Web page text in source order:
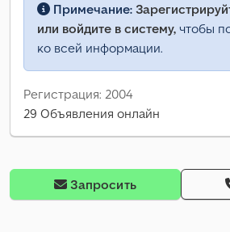
Примечание:
или войдите в систему, чтобы
ко всей информации.
Регистрация: 2004
29 Объявления онлайн
Запросить